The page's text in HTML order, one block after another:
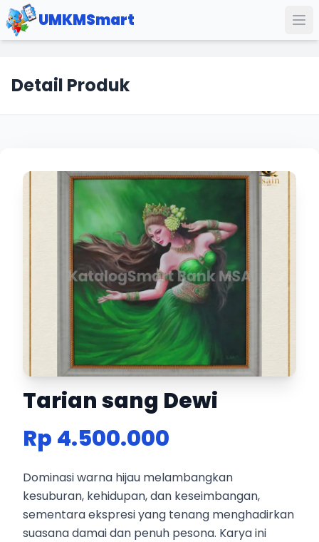
UMKMSmart
Detail Produk
Tarian sang Dewi
Rp 4.500.000
Dominasi warna hijau melambangkan
kesuburan, kehidupan, dan keseimbangan,
sementara ekspresi yang tenang menghadirkan
suasana damai dan penuh pesona. Karya ini